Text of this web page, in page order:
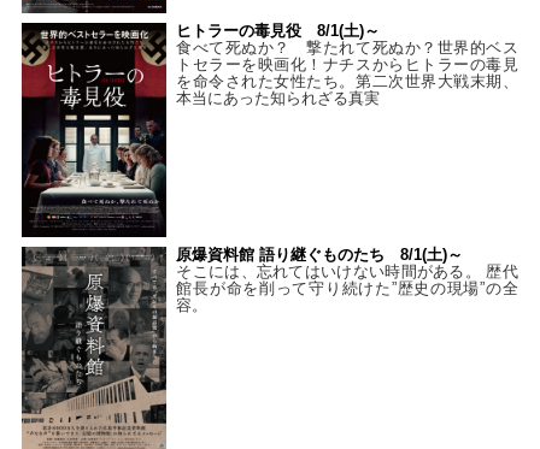
ヒトラーの毒見役 8/1(土)～
食べて死ぬか？ 撃たれて死ぬか？世界的ベス
トセラーを映画化！ナチスからヒトラーの毒見
を命令された女性たち。第二次世界大戦末期、
本当にあった知られざる真実
原爆資料館 語り継ぐものたち 8/1(土)～
そこには、忘れてはいけない時間がある。 歴代
館長が命を削って守り続けた”歴史の現場”の全
容。